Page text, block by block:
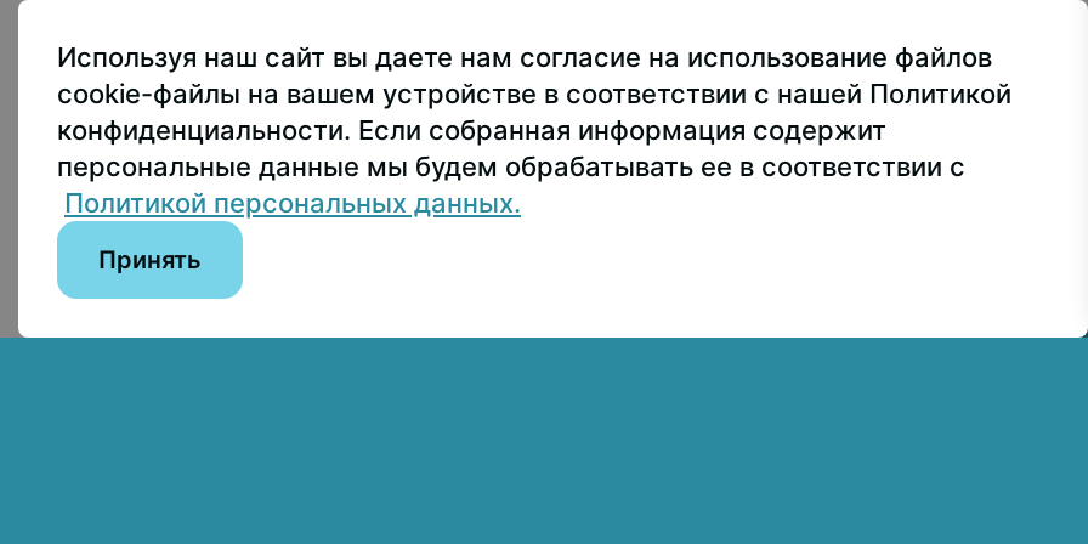
Используя наш сайт вы даете нам согласие на использование файлов
cookie-файлы на вашем устройстве в соответствии с нашей Политикой
конфиденциальности. Если собранная информация содержит
персональные данные мы будем обрабатывать ее в соответствии с
Политикой персональных данных.
Принять
по лицензии:
4.0 International
Приёмная ректора
+7 499 160-92-00
Приёмная комиссия +7 499 748-32-20
Пресс-служба +7 499 160-92-00 (доб. 1191)
Сведения об образовательной организации